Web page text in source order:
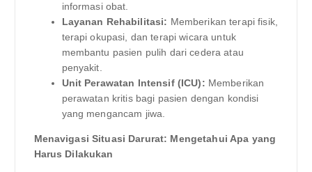
informasi obat.
Layanan Rehabilitasi: Memberikan terapi fisik,
terapi okupasi, dan terapi wicara untuk
membantu pasien pulih dari cedera atau
penyakit.
Unit Perawatan Intensif (ICU): Memberikan
perawatan kritis bagi pasien dengan kondisi
yang mengancam jiwa.
Menavigasi Situasi Darurat: Mengetahui Apa yang
Harus Dilakukan